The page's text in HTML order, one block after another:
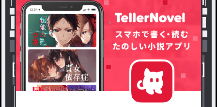
トップ 新キャラ 新しい仲間が増えます(ﾆｺｫ / え
小説を探す
新着小説一覧
ジャンルから探す
恋愛・ロマンス